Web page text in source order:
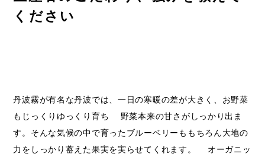
ください
丹波霧が有名な丹波では、一日の寒暖の差が大きく、お野菜
もじっくりゆっくり育ち 野菜本来の甘さがしっかり出ま
す。そんな気候の中で育ったブルーベリーももちろん大地の
力をしっかり蓄えた果実を実らせてくれます。 オーガニッ